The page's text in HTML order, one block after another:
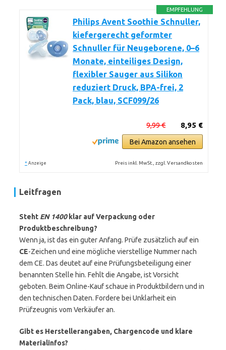
EMPFEHLUNG
Philips Avent Soothie Schnuller,
kiefergerecht geformter
Schnuller für Neugeborene, 0–6
Monate, einteiliges Design,
flexibler Sauger aus Silikon
reduziert Druck, BPA-frei, 2
Pack, blau, SCF099/26
8,95 €
9,99 €
Bei Amazon ansehen
* Anzeige Preis inkl. MwSt., zzgl. Versandkosten
Leitfragen
Steht EN 1400klar auf Verpackung oder
Produktbeschreibung?
Wenn ja, ist das ein guter Anfang. Prüfe zusätzlich auf ein
CE-Zeichen und eine mögliche vierstellige Nummer nach
dem CE. Das deutet auf eine Prüfungsbeteiligung einer
benannten Stelle hin. Fehlt die Angabe, ist Vorsicht
geboten. Beim Online-Kauf schaue in Produktbildern und in
den technischen Daten. Fordere bei Unklarheit ein
Prüfzeugnis vom Verkäufer an.
Gibt es Herstellerangaben, Chargencode und klare
Materialinfos?